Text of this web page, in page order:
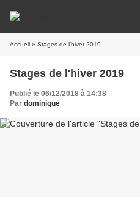
Accueil » Stages de l'hiver 2019
Stages de l'hiver 2019
Publié le 06/12/2018 à 14:38
Par dominique